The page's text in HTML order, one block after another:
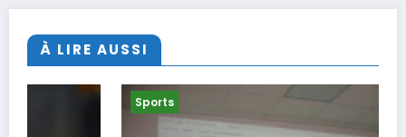
À LIRE AUSSI